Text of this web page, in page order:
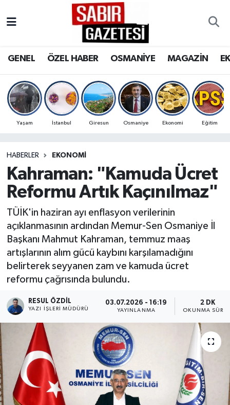
GENEL ÖZEL HABER OSMANİYE MAGAZİN
Yaşam İstanbul Giresun Osmaniye Ekonomi Eğitim
HABERLER EKONOMI
Kahraman: "Kamuda Ücret
Reformu Artık Kaçınılmaz"
TÜİK'in haziran ayı enflasyon verilerinin
açıklanmasının ardından Memur-Sen Osmaniye İl
Başkanı Mahmut Kahraman, temmuz maaş
artışlarının alım gücü kaybını karşılamadığını
belirterek seyyanen zam ve kamuda ücret
reformu çağrısında bulundu.
RESUL ÖZDIL
YAZI İŞLERI MÜDÜRÜ
03.07.2026 - 16:19
YAYINLANMA
2 DK
OKUNMA
OSMANİYE
MAGAZİN
SPOR
RESMİ İLANLAR
Osmaniye Nöbetçi Eczaneler
Osmaniye Trafik Yoğunluk Haritası
Süper Lig Puan Durumu ve Fikstür
Son Dakika Haberleri
Haber Arşivi